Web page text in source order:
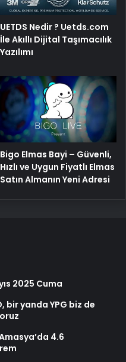
UETDS Nedir ? Uetds.com
İle Akıllı Dijital Taşımacılık
Yazılımı
Bigo Elmas Bayi – Güvenli,
Hızlı ve Uygun Fiyatlı Elmas
Satın Almanın Yeni Adresi
2025 Cuma
bir yanda YPG biz de
4.6